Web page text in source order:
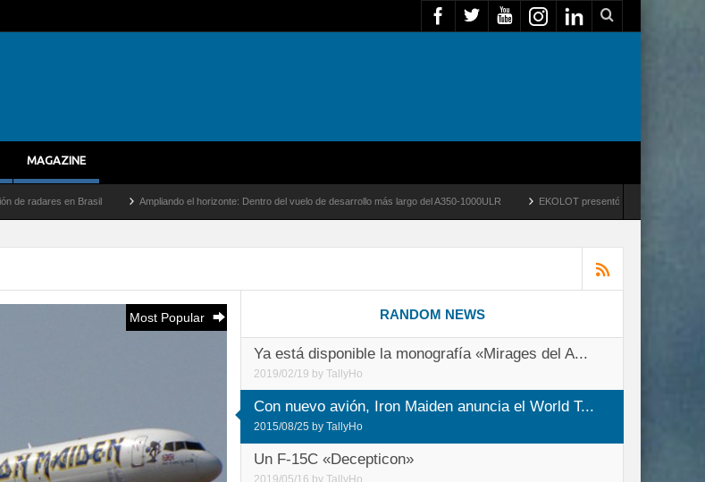
MAGAZINE
Ampliando el horizonte: Dentro del vuelo de desarrollo más largo del A350-1000ULR EKOLOT presentó ZEUS PHOENIX PX-100 para operaciones
Most Popular RANDOM NEWS
Ya está disponible la monografía «Mirages del A...
2019/02/19 byTallyHo
Con nuevo avión, Iron Maiden anuncia el World T...
2015/08/25 byTallyHo
Un F-15C «Decepticon»
2019/05/16 byTallyHo